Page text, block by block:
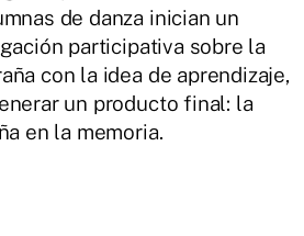
de danza inician un
participativa sobre la
con la idea de aprendizaje,
un producto final: la
en la memoria.